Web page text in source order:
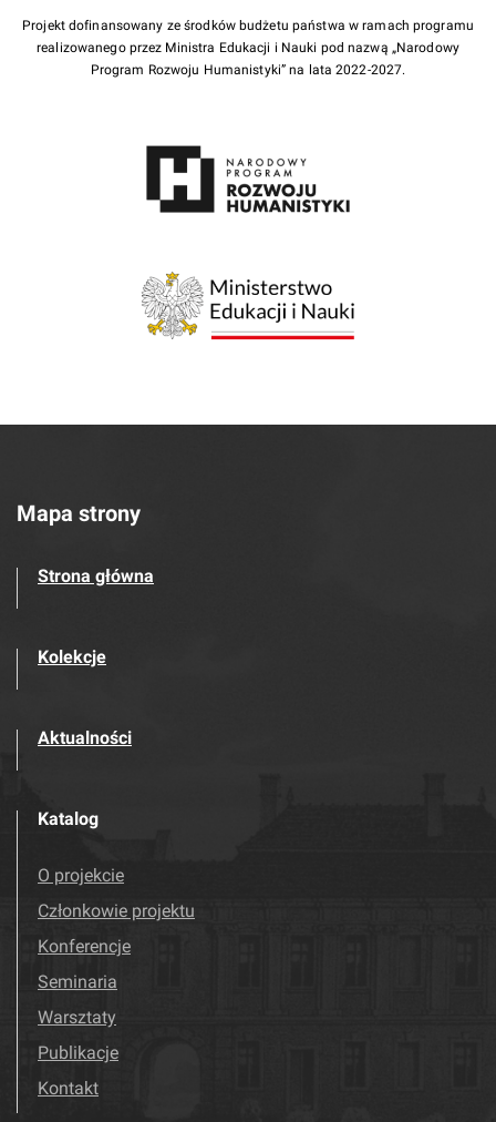
Projekt dofinansowany ze środków budżetu państwa w ramach programu
realizowanego przez Ministra Edukacji i Nauki pod nazwą „Narodowy
Program Rozwoju Humanistyki” na lata 2022-2027.
Mapa strony
Strona główna
Kolekcje
Aktualności
Katalog
O projekcie
Członkowie projektu
Konferencje
Seminaria
Warsztaty
Publikacje
Kontakt